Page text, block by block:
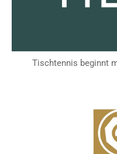
Tischtennis beginnt